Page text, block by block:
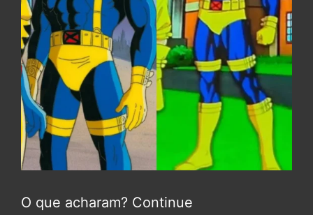
O que acharam? Continue